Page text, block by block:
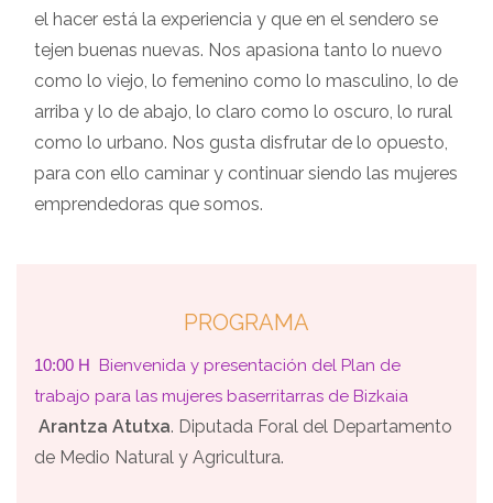
el hacer está la experiencia y que en el sendero se
tejen buenas nuevas. Nos apasiona tanto lo nuevo
como lo viejo, lo femenino como lo masculino, lo de
arriba y lo de abajo, lo claro como lo oscuro, lo rural
como lo urbano. Nos gusta disfrutar de lo opuesto,
para con ello caminar y continuar siendo las mujeres
emprendedoras que somos.
PROGRAMA
10:00 H Bienvenida y presentación del Plan de
trabajo para las mujeres baserritarras de Bizkaia
Arantza Atutxa. Diputada Foral del Departamento
de Medio Natural y Agricultura.